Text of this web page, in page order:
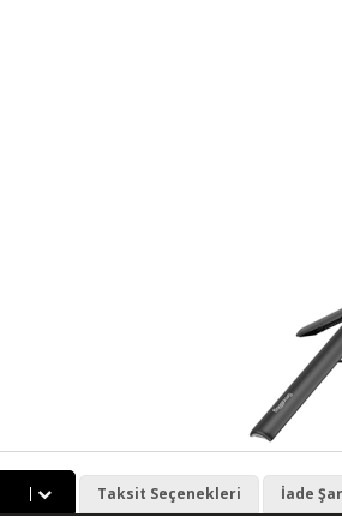
Taksit Seçenekleri İade